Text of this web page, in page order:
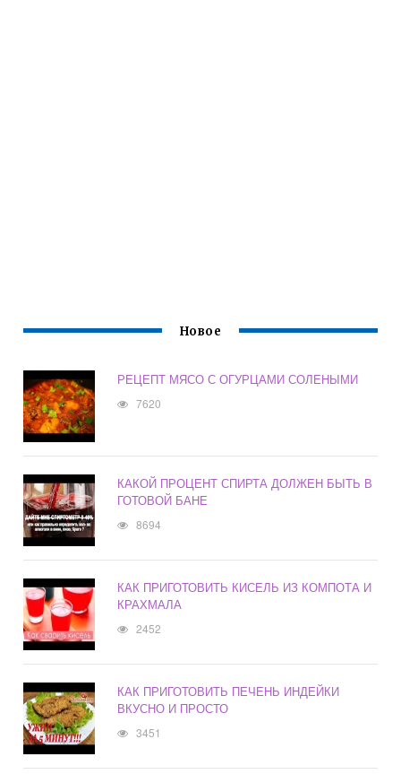
Новое
РЕЦЕПТ МЯСО С ОГУРЦАМИ СОЛЕНЫМИ
7620
КАКОЙ ПРОЦЕНТ СПИРТА ДОЛЖЕН БЫТЬ В
ГОТОВОЙ БАНЕ
8694
КАК ПРИГОТОВИТЬ КИСЕЛЬ ИЗ КОМПОТА И
КРАХМАЛА
2452
КАК ПРИГОТОВИТЬ ПЕЧЕНЬ ИНДЕЙКИ
ВКУСНО И ПРОСТО
3451